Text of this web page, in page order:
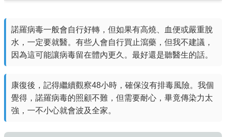
諾羅病毒一般會自行好轉，但如果有高燒、血便或嚴重脫
水，一定要就醫。有些人會自行買止瀉藥，但我不建議，
因為這可能讓病毒留在體內更久。最好還是聽醫生的話。
康復後，記得繼續觀察48小時，確保沒有排毒風險。我個
覺得，諾羅病毒的照顧不難，但需要耐心，畢竟傳染力太
強，一不小心就會波及全家。